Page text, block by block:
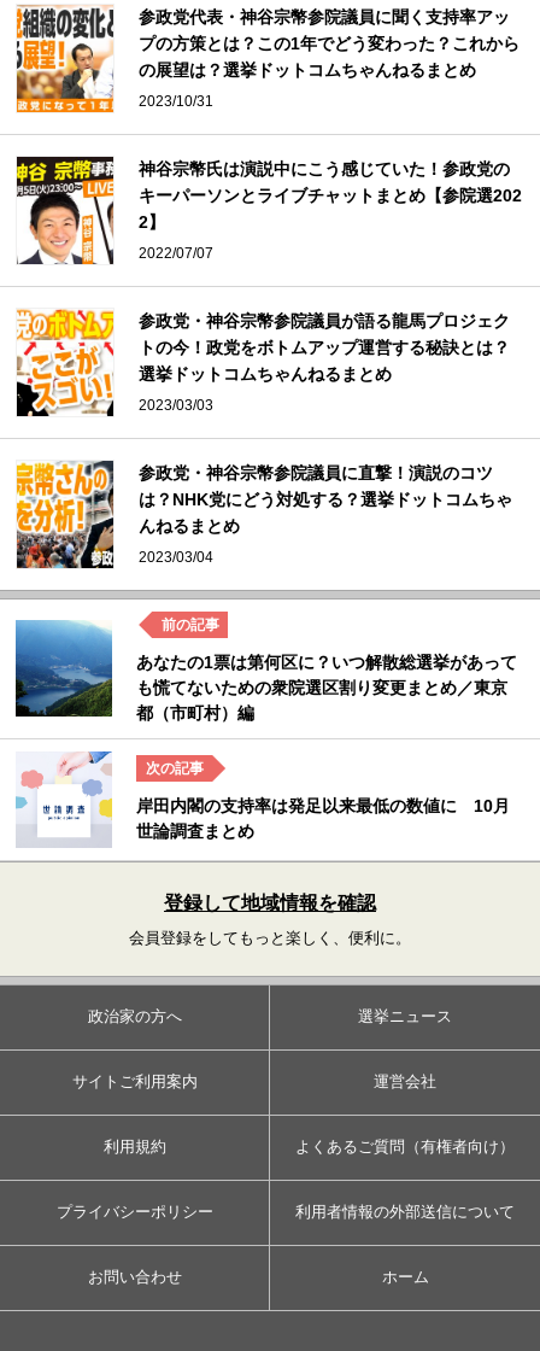
参政党代表・神谷宗幣参院議員に聞く支持率アッ
プの方策とは？この1年でどう変わった？これから
の展望は？選挙ドットコムちゃんねるまとめ
2023/10/31
神谷宗幣氏は演説中にこう感じていた！参政党の
キーパーソンとライブチャットまとめ【参院選202
2】
2022/07/07
参政党・神谷宗幣参院議員が語る龍馬プロジェク
トの今！政党をボトムアップ運営する秘訣とは？
選挙ドットコムちゃんねるまとめ
2023/03/03
参政党・神谷宗幣参院議員に直撃！演説のコツ
は？NHK党にどう対処する？選挙ドットコムちゃ
んねるまとめ
2023/03/04
あなたの1票は第何区に？いつ解散総選挙があって
も慌てないための衆院選区割り変更まとめ／東京
都（市町村）編
岸田内閣の支持率は発足以来最低の数値に 10月
世論調査まとめ
登録して地域情報を確認
会員登録をしてもっと楽しく、便利に。
政治家の方へ 選挙ニュース
サイトご利用案内 運営会社
利用規約 よくあるご質問（有権者向け）
プライバシーポリシー 利用者情報の外部送信について
お問い合わせ ホーム